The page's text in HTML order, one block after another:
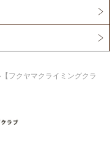
フクヤマクライミングクラ